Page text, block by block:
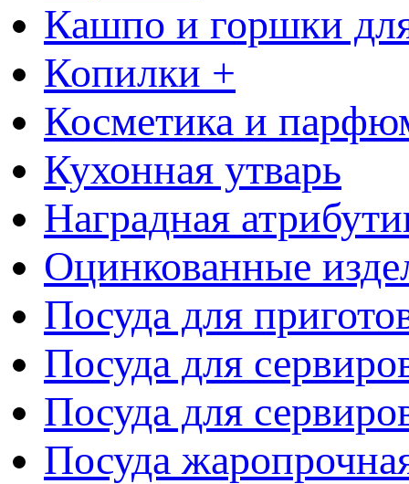
Кашпо и горшки
Копилки +
Косметика и
Кухонная утварь
Наградная
Оцинкованные
Посуда для
Посуда для
Посуда для
Посуда